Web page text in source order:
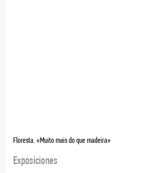
Floresta. «Muito mais do que madeira»
Exposiciones